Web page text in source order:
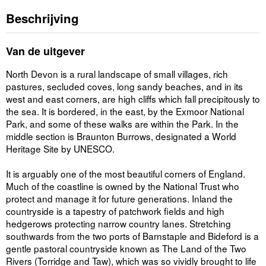
Beschrijving
Van de uitgever
North Devon is a rural landscape of small villages, rich
pastures, secluded coves, long sandy beaches, and in its
west and east corners, are high cliffs which fall precipitously to
the sea. It is bordered, in the east, by the Exmoor National
Park, and some of these walks are within the Park. In the
middle section is Braunton Burrows, designated a World
Heritage Site by UNESCO.
It is arguably one of the most beautiful corners of England.
Much of the coastline is owned by the National Trust who
protect and manage it for future generations. Inland the
countryside is a tapestry of patchwork fields and high
hedgerows protecting narrow country lanes. Stretching
southwards from the two ports of Barnstaple and Bideford is a
gentle pastoral countryside known as The Land of the Two
Rivers (Torridge and Taw), which was so vividly brought to life